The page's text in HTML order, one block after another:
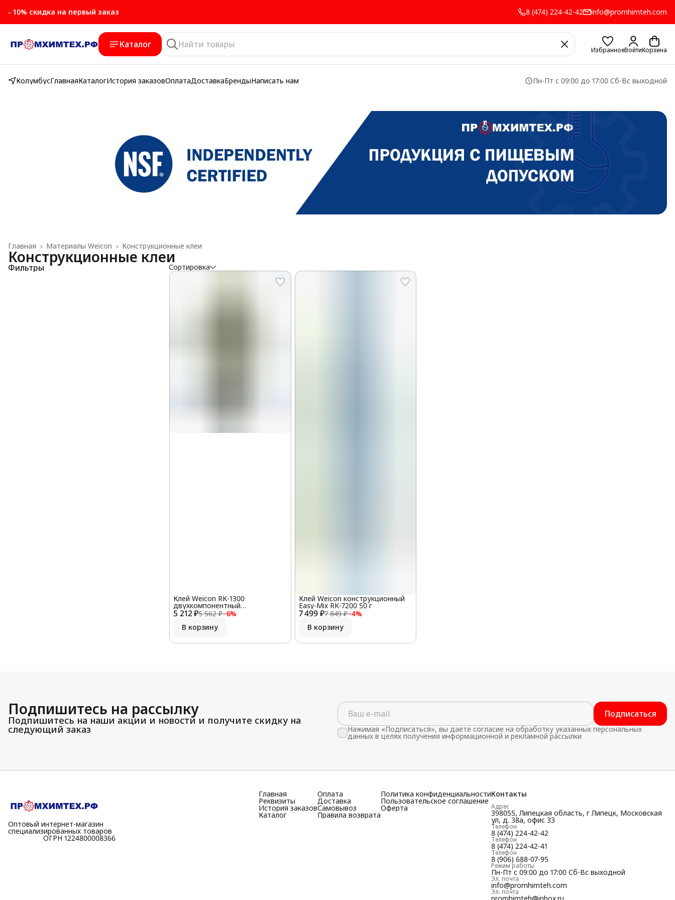
- 10% скидка на первый заказ 8 (474) 224-42-42 info@promhimteh.com
Каталог
ИзбранноеВойтиКорзина
КолумбусГлавнаяКаталогИстория заказовОплатаДоставкаБрендыНаписать нам Пн-Пт с 09:00 до 17:00 Сб-Вс выходной
Конструкционные клеи
Материалы Weicon ›
Главная ›
Конструкционные клеи
Фильтры Сортировка
5 212 ₽5 562 ₽−6%
Клей Weicon RK-1300
двухкомпонентный
конструкционный 60 г
В корзину
7 499 ₽7 849 ₽−4%
Клей Weicon конструкционный
Easy-Mix RK-7200 50 г
В корзину
Подпишитесь на рассылку
Подпишитесь на наши акции и новости и получите скидку на
следующий заказ
Подписаться
Нажимая «Подписаться», вы даете согласие на обработку указанных персональных
данных в целях получения информационной и рекламной рассылки
Оптовый интернет-магазин
специализированных товаров
⠀⠀⠀⠀⠀⠀⠀ОГРН 1224800008366
Главная
Реквизиты
История заказов
Каталог
Оплата
Доставка
Самовывоз
Правила возврата
Политика конфиденциальности
Пользовательское соглашение
Оферта
Контакты
Адрес
398055, Липецкая область, г Липецк, Московская
ул, д. 38а, офис 33
Телефон
8 (474) 224-42-42
Телефон
8 (474) 224-42-41
Телефон
8 (906) 688-07-95
Режим работы
Пн-Пт с 09:00 до 17:00 Сб-Вс выходной
Эл. почта
info@promhimteh.com
Эл. почта